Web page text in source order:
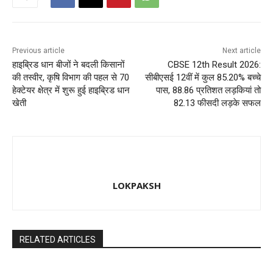
Previous article
हाइब्रिड धान बीजों ने बदली किसानों
की तस्वीर, कृषि विभाग की पहल से 70
हेक्टेयर क्षेत्र में शुरू हुई हाइब्रिड धान
खेती
Next article
CBSE 12th Result 2026:
सीबीएसई 12वीं में कुल 85.20% बच्चे
पास, 88.86 प्रतिशत लड़कियां तो
82.13 फीसदी लड़के सफल
LOKPAKSH
RELATED ARTICLES